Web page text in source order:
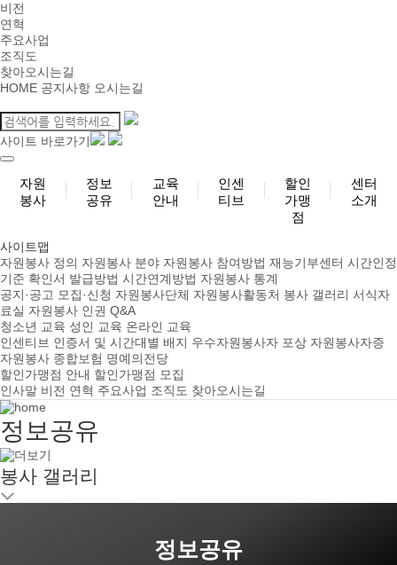
비전
연혁
주요사업
조직도
찾아오시는길
HOME 공지사항 오시는길
사이트 바로가기
자원
봉사
정보
공유
교육
안내
인센
티브
할인
가맹
점
센터
소개
사이트맵
자원봉사 정의 자원봉사 분야 자원봉사 참여방법 재능기부센터 시간인정
기준 확인서 발급방법 시간연계방법 자원봉사 통계
공지·공고 모집·신청 자원봉사단체 자원봉사활동처 봉사 갤러리 서식자
료실 자원봉사 인권 Q&A
청소년 교육 성인 교육 온라인 교육
인센티브 인증서 및 시간대별 배지 우수자원봉사자 포상 자원봉사자증
자원봉사 종합보험 명예의전당
할인가맹점 안내 할인가맹점 모집
인사말 비전 연혁 주요사업 조직도 찾아오시는길
정보공유
봉사 갤러리
정보공유